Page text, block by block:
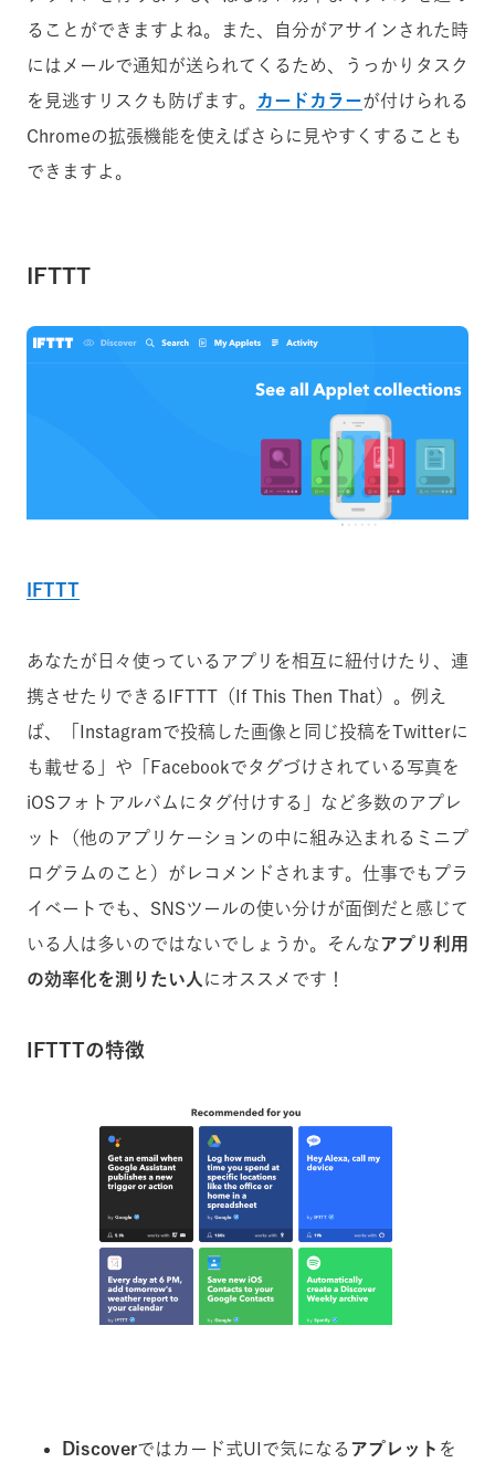
ることができますよね。また、自分がアサインされた時
にはメールで通知が送られてくるため、うっかりタスク
を見逃すリスクも防げます。
カードカラーが付けられる
Chromeの拡張機能を使えばさらに見やすくすることも
できますよ。
IFTTT
IFTTT
あなたが日々使っているアプリを相互に紐付けたり、連
携させたりできるIFTTT（If This Then That）。例え
ば、「Instagramで投稿した画像と同じ投稿をTwitterに
も載せる」や「Facebookでタグづけされている写真を
iOSフォトアルバムにタグ付けする」など多数のアプレ
ット（他のアプリケーションの中に組み込まれるミニプ
ログラムのこと）がレコメンドされます。仕事でもプラ
イベートでも、SNSツールの使い分けが面倒だと感じて
いる人は多いのではないでしょうか。そんなアプリ利用
の効率化を測りたい人 にオススメです！
IFTTTの特徴
Discoverではカード式UIで気になる アプレット を